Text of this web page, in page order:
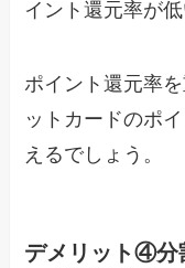
イント還元率が
ポイント還元率
ットカードのポ
えるでしょう。
デメリット④分